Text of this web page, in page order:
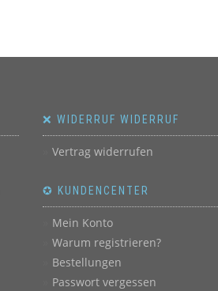
❌ WIDERRUF WIDERRUF
Vertrag widerrufen
✪ KUNDENCENTER
Mein Konto
Warum registrieren?
Bestellungen
Passwort vergessen